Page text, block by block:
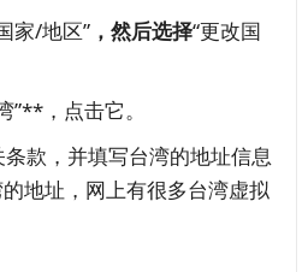
家/地区”，然后选择“更改国
，点击它。
款，并填写台湾的地址信息
的地址，网上有很多台湾虚拟